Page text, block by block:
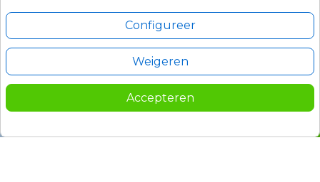
Configureer
Weigeren
Accepteren